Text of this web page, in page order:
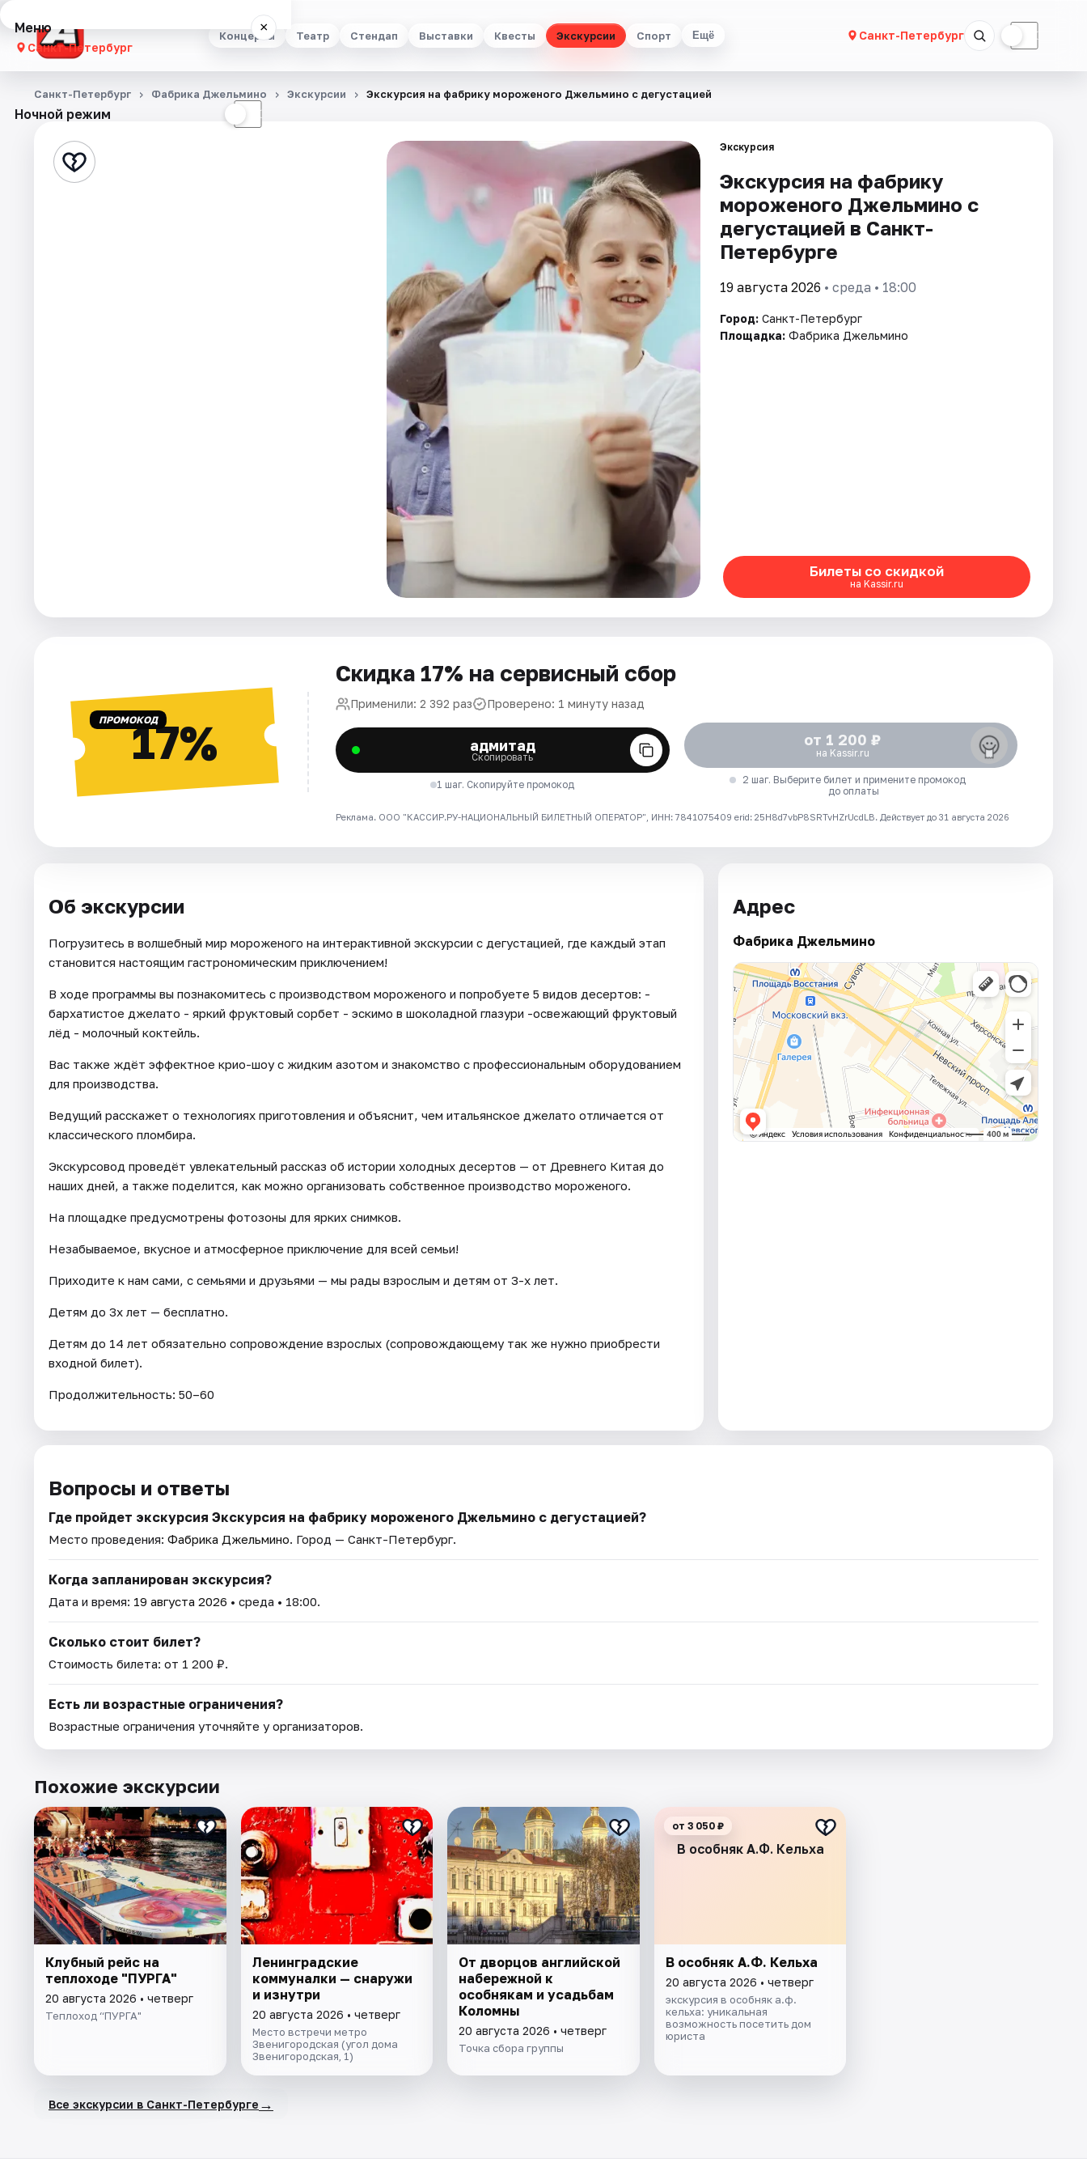
Концерты Театр Стендап Выставки Квесты Экскурсии Спорт Ещё Санкт-Петербург ☾
Меню ×
Санкт-Петербург
Концерты
Стендап
Ночной режим ☾
Санкт-Петербург Фабрика Джельмино Экскурсии Экскурсия на фабрику мороженого Джельмино с дегустацией
Экскурсия
Экскурсия на фабрику
мороженого Джельмино с
дегустацией в Санкт-
Петербурге
19 августа 2026 • среда • 18:00
Город: Санкт-Петербург
Площадка: Фабрика Джельмино
Билеты со скидкой
на Kassir.ru
ПРОМОКОД17%
Скидка 17% на сервисный сбор
Применили: 2 392 раз Проверено: 1 минуту назад
адмитад
Скопировать
1 шаг. Скопируйте промокод
от 1 200 ₽
на Kassir.ru
2 шаг. Выберите билет и примените промокод
до оплаты
Реклама. ООО "КАССИР.РУ-НАЦИОНАЛЬНЫЙ БИЛЕТНЫЙ ОПЕРАТОР", ИНН: 7841075409 erid: 25H8d7vbP8SRTvHZrUcdLB. Действует до 31 августа 2026
Об экскурсии
Погрузитесь в волшебный мир мороженого на интерактивной экскурсии с дегустацией, где каждый этап
становится настоящим гастрономическим приключением!
В ходе программы вы познакомитесь с производством мороженого и попробуете 5 видов десертов: -
бархатистое джелато - яркий фруктовый сорбет - эскимо в шоколадной глазури -освежающий фруктовый
лёд - молочный коктейль.
Вас также ждёт эффектное крио-шоу с жидким азотом и знакомство с профессиональным оборудованием
для производства.
Ведущий расскажет о технологиях приготовления и объяснит, чем итальянское джелато отличается от
классического пломбира.
Экскурсовод проведёт увлекательный рассказ об истории холодных десертов — от Древнего Китая до
наших дней, а также поделится, как можно организовать собственное производство мороженого.
На площадке предусмотрены фотозоны для ярких снимков.
Незабываемое, вкусное и атмосферное приключение для всей семьи!
Приходите к нам сами, с семьями и друзьями — мы рады взрослым и детям от 3-х лет.
Детям до 3х лет — бесплатно.
Детям до 14 лет обязательно сопровождение взрослых (сопровождающему так же нужно приобрести
входной билет).
Продолжительность: 50–60
Адрес
Фабрика Джельмино
Вопросы и ответы
Где пройдет экскурсия Экскурсия на фабрику мороженого Джельмино с дегустацией?
Место проведения: Фабрика Джельмино. Город — Санкт-Петербург.
Когда запланирован экскурсия?
Дата и время: 19 августа 2026 • среда • 18:00.
Сколько стоит билет?
Стоимость билета: от 1 200 ₽.
Есть ли возрастные ограничения?
Возрастные ограничения уточняйте у организаторов.
Похожие экскурсии
Клубный рейс на
теплоходе "ПУРГА"
20 августа 2026 • четверг
Теплоход “ПУРГА"
Ленинградские
коммуналки — снаружи
и изнутри
20 августа 2026 • четверг
Место встречи метро
Звенигородская (угол дома
Звенигородская, 1)
От дворцов английской
набережной к
особнякам и усадьбам
Коломны
20 августа 2026 • четверг
Точка сбора группы
В особняк А.Ф. Кельха
от 3 050 ₽
В особняк А.Ф. Кельха
20 августа 2026 • четверг
экскурсия в особняк а.ф.
кельха: уникальная
возможность посетить дом
юриста
Все экскурсии в Санкт-Петербурге →